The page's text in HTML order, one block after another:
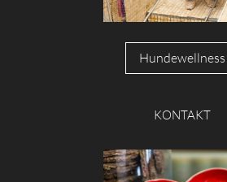
Hundewellness
KONTAKT